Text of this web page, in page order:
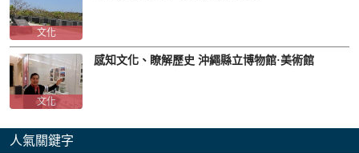
文化
文化
感知文化、瞭解歷史 沖繩縣立博物館·美術館
人氣關鍵字